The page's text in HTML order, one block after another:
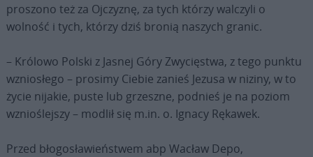
proszono też za Ojczyznę, za tych którzy walczyli o
wolność i tych, którzy dziś bronią naszych granic.
– Królowo Polski z Jasnej Góry Zwycięstwa, z tego punktu
wzniosłego – prosimy Ciebie zanieś Jezusa w niziny, w to
życie nijakie, puste lub grzeszne, podnieś je na poziom
wznioślejszy – modlił się m.in. o. Ignacy Rękawek.
Przed błogosławieństwem abp Wacław Depo,